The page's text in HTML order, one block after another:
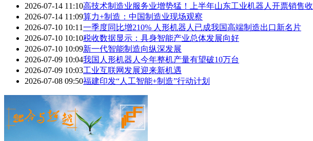
2026-07-14 11:10高技术制造业服务业增势猛！上半年山东工业机器人开票销售收
2026-07-14 11:09算力+制造：中国制造业现场观察
2026-07-10 10:11一季度同比增210% 人形机器人已成我国高端制造出口新名片
2026-07-10 10:10税收数据显示：具身智能产业总体发展向好
2026-07-10 10:09新一代智能制造向纵深发展
2026-07-09 10:04我国人形机器人今年整机产量有望破10万台
2026-07-09 10:03工业互联网发展迎来新机遇
2026-07-08 09:50福建印发“人工智能+制造”行动计划